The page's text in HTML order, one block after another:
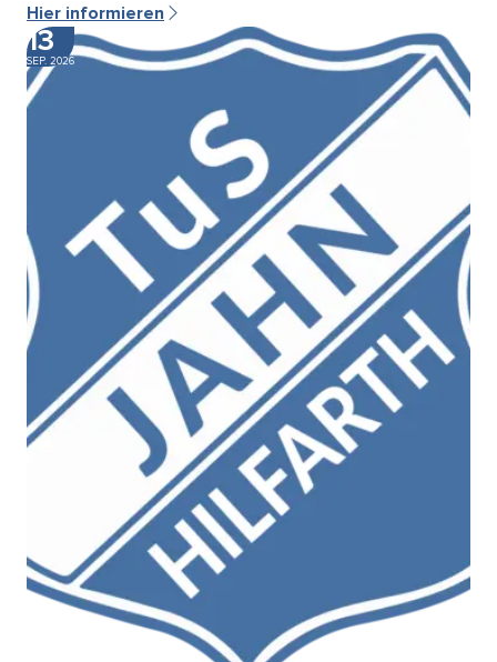
Hier informieren
13
SEP. 2026